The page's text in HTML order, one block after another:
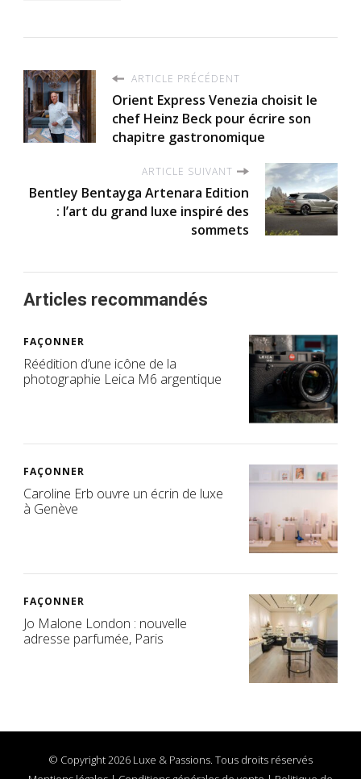
ARTICLE PRÉCÉDENT
Orient Express Venezia choisit le
chef Heinz Beck pour écrire son
chapitre gastronomique
ARTICLE SUIVANT
Bentley Bentayga Artenara Edition
: l’art du grand luxe inspiré des
sommets
Articles recommandés
FAÇONNER
Réédition d’une icône de la
photographie Leica M6 argentique
FAÇONNER
Caroline Erb ouvre un écrin de luxe
à Genève
FAÇONNER
Jo Malone London : nouvelle
adresse parfumée, Paris
© Copyright 2026 Luxe & Passions. Tous droits réservés